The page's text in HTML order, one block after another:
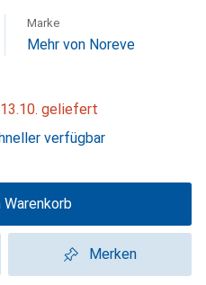
Marke
Mehr von Noreve
13.10. geliefert
verfügbar
Warenkorb
Merken